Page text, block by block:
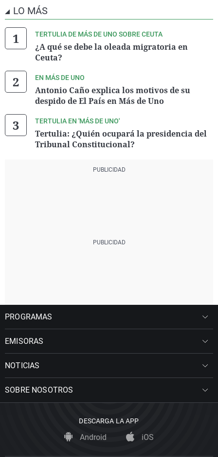
LO MÁS
TERTULIA DE MÁS DE UNO SOBRE CEUTA
¿A qué se debe la oleada migratoria en
Ceuta?
EN MÁS DE UNO
Antonio Caño explica los motivos de su
despido de El País en Más de Uno
TERTULIA EN 'MÁS DE UNO'
Tertulia: ¿Quién ocupará la presidencia del
Tribunal Constitucional?
PROGRAMAS
EMISORAS
NOTICIAS
SOBRE NOSOTROS
DESCARGA LA APP
Android iOS